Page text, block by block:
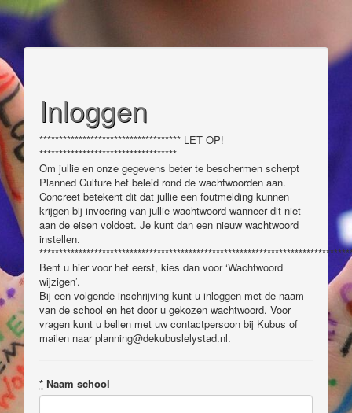
Inloggen
************************************ LET OP!
***********************************
Om jullie en onze gegevens beter te beschermen scherpt
Planned Culture het beleid rond de wachtwoorden aan.
Concreet betekent dit dat jullie een foutmelding kunnen
krijgen bij invoering van jullie wachtwoord wanneer dit niet
aan de eisen voldoet. Je kunt dan een nieuw wachtwoord
instellen.
Bent u hier voor het eerst, kies dan voor ‘Wachtwoord
wijzigen’.
Bij een volgende inschrijving kunt u inloggen met de naam
van de school en het door u gekozen wachtwoord. Voor
vragen kunt u bellen met uw contactpersoon bij Kubus of
mailen naar planning@dekubuslelystad.nl.
* Naam school